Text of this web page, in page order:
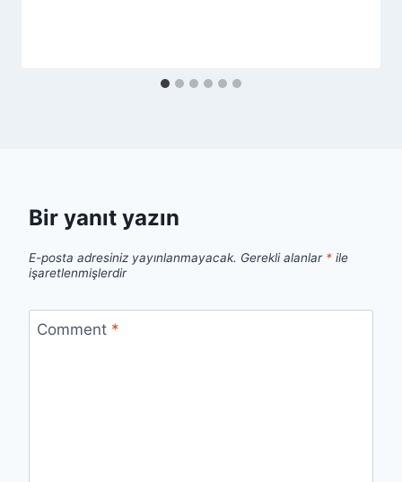
Bir yanıt yazın
E-posta adresiniz yayınlanmayacak. Gerekli alanlar * ile
işaretlenmişlerdir
Comment *